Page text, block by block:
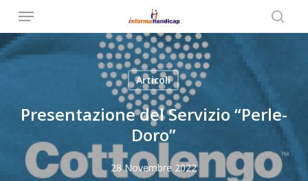
main
content
Menu
Articoli
Presentazione del Servizio “Perle-
Doro”
28 Novembre 2022